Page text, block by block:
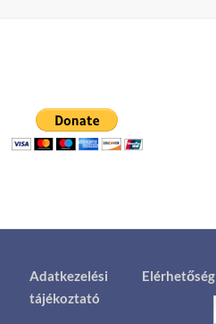
Adatkezelési
tájékoztató
Elérhetőség